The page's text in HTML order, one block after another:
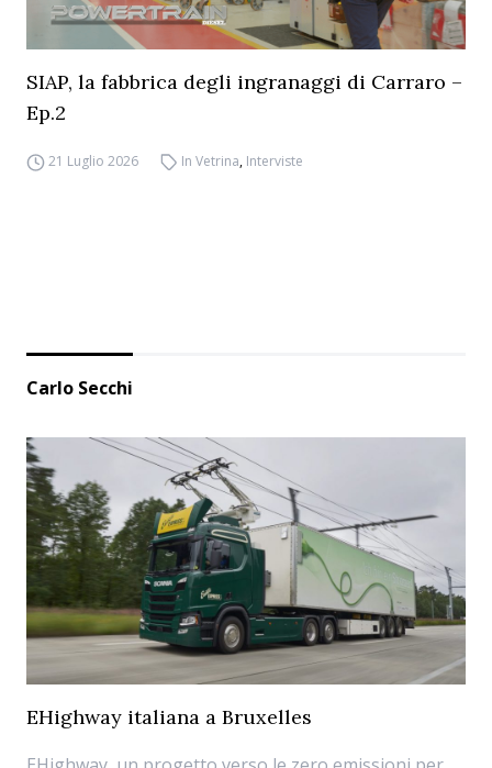
SIAP, la fabbrica degli ingranaggi di Carraro –
Ep.2
21 Luglio 2026 In Vetrina, Interviste
Carlo Secchi
EHighway italiana a Bruxelles